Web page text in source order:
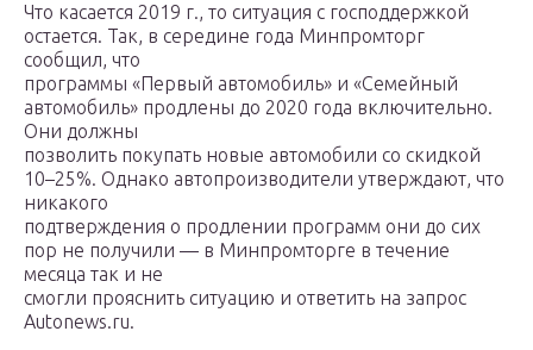
Что касается 2019 г., то ситуация с господдержкой
остается. Так, в середине года Минпромторг
сообщил, что
программы «Первый автомобиль» и «Семейный
автомобиль» продлены до 2020 года включительно.
Они должны
позволить покупать новые автомобили со скидкой
10–25%. Однако автопроизводители утверждают, что
никакого
подтверждения о продлении программ они до сих
пор не получили — в Минпромторге в течение
месяца так и не
смогли прояснить ситуацию и ответить на запрос
Autonews.ru.